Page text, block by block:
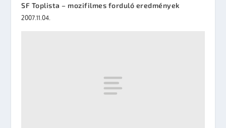
SF Toplista – mozifilmes forduló eredmények
2007.11.04.